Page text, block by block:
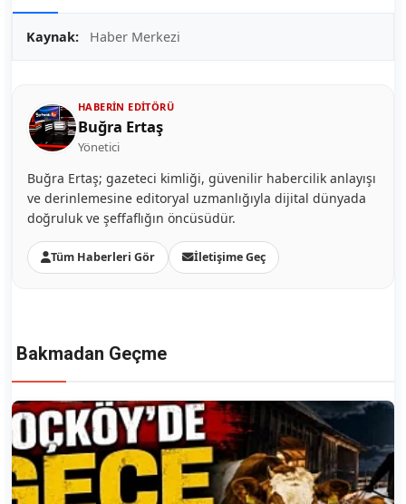
Kaynak: Haber Merkezi
HABERIN EDITÖRÜ
Buğra Ertaş
Yönetici
Buğra Ertaş; gazeteci kimliği, güvenilir habercilik anlayışı
ve derinlemesine editoryal uzmanlığıyla dijital dünyada
doğruluk ve şeffaflığın öncüsüdür.
Tüm Haberleri Gör İletişime Geç
Bakmadan Geçme